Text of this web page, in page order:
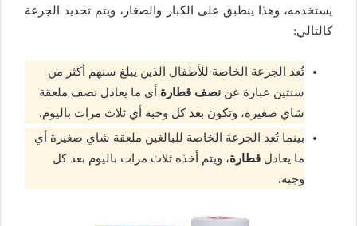
يستخدمه، وهذا ينطبق على الكبار والصغار، ويتم تحديد الجرعة
كالتالي:
تُعد الجرعة الخاصة للأطفال الذين يبلغ سنهم أكثر من
سنتين عبارة عن نصف قطارة أي ما يعادل نصف ملعقة
شاي صغيرة، وتكون بعد كل وجبة أي ثلاث مرات باليوم.
بينما تُعد الجرعة الخاصة للبالغين ملعقة شاي صغيرة أي
ما يعادل قطارة، ويتم أخذه ثلاث مرات باليوم بعد كل
وجبة.